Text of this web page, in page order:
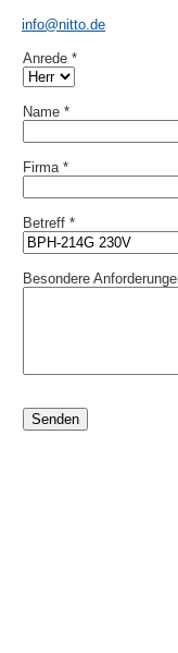
info@nitto.de
Anrede *
Name *
Firma *
Betreff *
Besondere
Senden